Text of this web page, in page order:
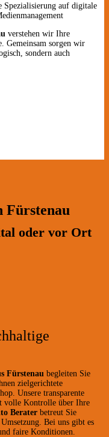
Spezialisierung auf digitale
verstehen wir Ihre
Gemeinsam sorgen wir
sondern auch
Fürstenau
oder vor Ort
Fürstenau begleiten Sie
zielgerichtete
Unsere transparente
volle Kontrolle über Ihre
Berater betreut Sie
Bei uns gibt es
faire Konditionen.